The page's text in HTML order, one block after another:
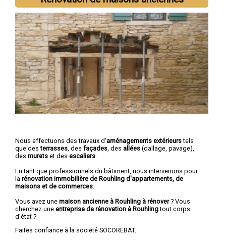
Nous effectuons des travaux d'aménagements extérieurstels
que desterrasses , des façades , des allées (dallage, pavage),
des murets et des escaliers
En tant que professionnels du bâtiment, nous intervenons pour
la rénovation immobilière de Rouhling d'appartements, de
maisons et de commerces
Vous avez une maison ancienne à Rouhling à rénover? Vous
cherchez une entreprise de rénovation à Rouhlingtout corps
d'état ?
Faites confiance à la société SOCOREBAT.